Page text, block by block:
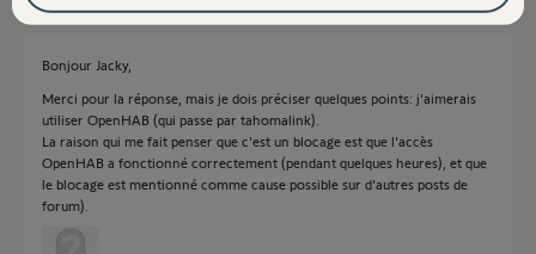
Bonjour Jacky,
Merci pour la réponse, mais je dois préciser quelques points: j'aimerais
utiliser OpenHAB (qui passe par tahomalink).
La raison qui me fait penser que c'est un blocage est que l'accès
OpenHAB a fonctionné correctement (pendant quelques heures), et que
le blocage est mentionné comme cause possible sur d'autres posts de
forum).